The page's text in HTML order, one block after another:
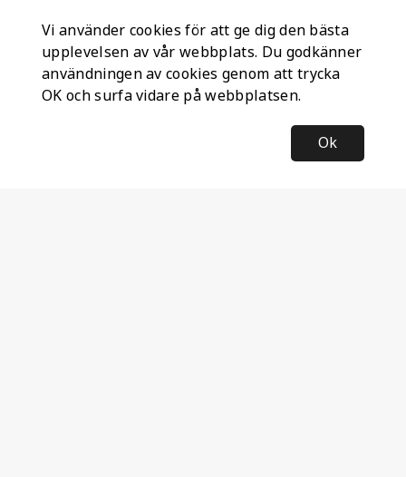
Vi använder cookies för att ge dig den bästa
upplevelsen av vår webbplats. Du godkänner
användningen av cookies genom att trycka
OK och surfa vidare på webbplatsen.
Ok